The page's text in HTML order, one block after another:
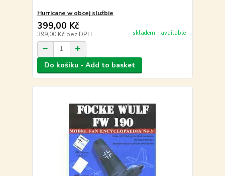
Hurricane w obcej sluźbie
399,00 Kč
399,00 Kč bez DPH skladem - available
Do košíku - Add to basket